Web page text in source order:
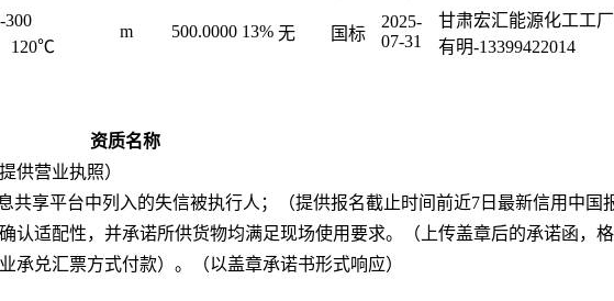
300
120℃
m 500.0000 13% 无 国标
2025-
07-31
甘肃宏汇能源化工工
有明-13399422014
资质名称
供营业执照）
享平台中列入的失信被执行人；（提供报名截止时间前近7日最新信用中国
适配性，并承诺所供货物均满足现场使用要求。（上传盖章后的承诺函，格
兑汇票方式付款）。（以盖章承诺书形式响应）